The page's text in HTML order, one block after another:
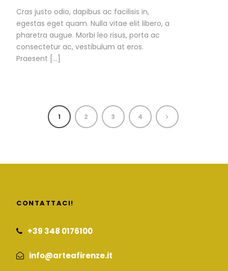
Cras justo odio, dapibus ac facilisis in,
egestas eget quam. Nulla vitae elit libero, a
pharetra augue. Morbi leo risus, porta ac
consectetur ac, vestibulum at eros.
Praesent […]
1 2 3 4
CONTATTACI!
+39 348 0176100
info@arteafirenze.it